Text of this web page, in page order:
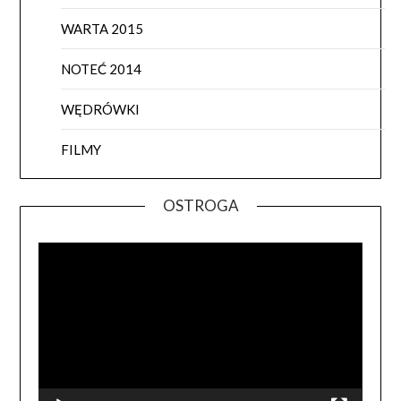
WARTA 2015
NOTEĆ 2014
WĘDRÓWKI
FILMY
OSTROGA